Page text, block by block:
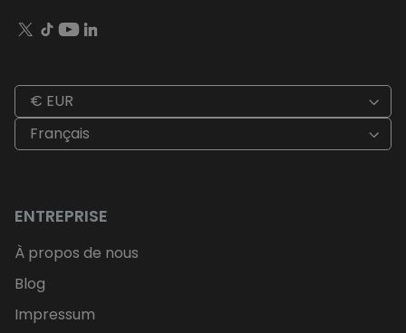
€ EUR
Français
ENTREPRISE
À propos de nous
Blog
Impressum